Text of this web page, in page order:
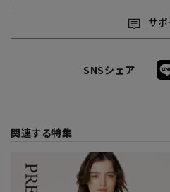
サ
SNSシェア
関連する特集